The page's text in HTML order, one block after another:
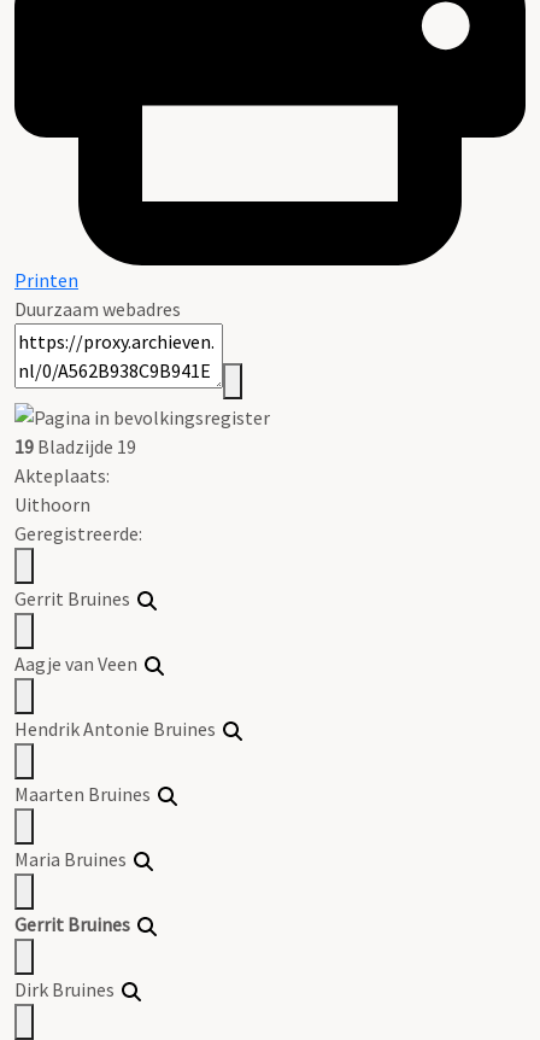
Printen
Duurzaam webadres
19 Bladzijde 19
Akteplaats:
Uithoorn
Geregistreerde:
Gerrit Bruines
Aagje van Veen
Hendrik Antonie Bruines
Maarten Bruines
Maria Bruines
Gerrit Bruines
Dirk Bruines